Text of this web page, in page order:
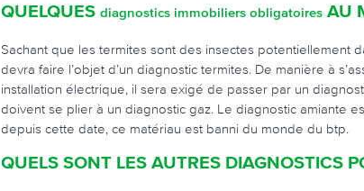
QUELQUES diagnostics immobiliers obligatoires AU
Sachant que les termites sont des insectes potentiellement
devra faire l’objet d’un diagnostic termites. De manière à
installation électrique, il sera exigé de passer par un
doivent se plier à un diagnostic gaz. Le diagnostic amiante
depuis cette date, ce matériau est banni du monde du btp.
QUELS SONT LES AUTRES DIAGNOSTICS